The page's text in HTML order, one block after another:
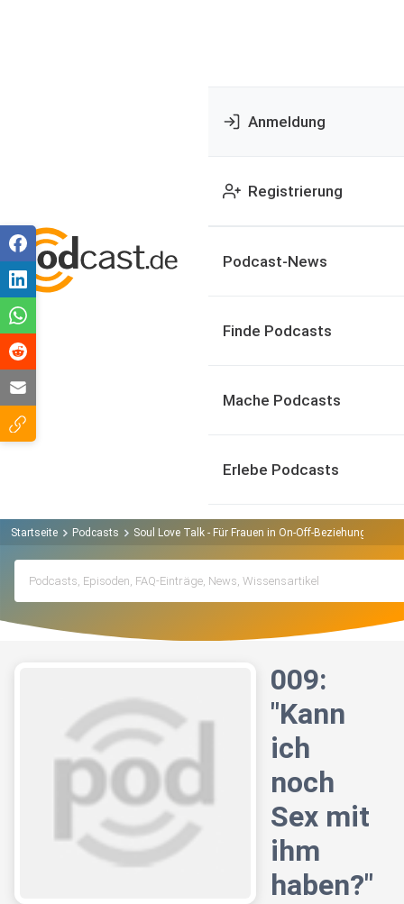
Anmeldung
Registrierung
Podcast-News
Finde Podcasts
Mache Podcasts
Erlebe Podcasts
Startseite Podcasts Soul Love Talk - Für Frauen in On-Off-Beziehungen
009:
"Kann
ich
noch
Sex mit
ihm
haben?"